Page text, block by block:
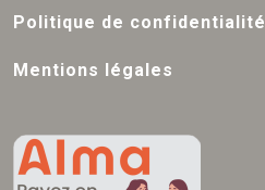
Politique de confidentialité
Mentions légales